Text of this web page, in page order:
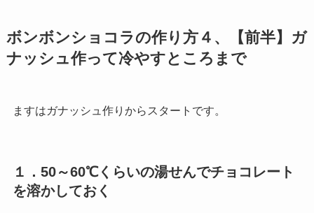
ボンボンショコラの作り方４、【前半】ガ
ナッシュ作って冷やすところまで
ますはガナッシュ作りからスタートです。
１．50～60℃くらいの湯せんでチョコレート
を溶かしておく